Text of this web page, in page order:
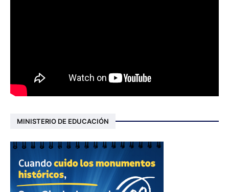
MINISTERIO DE EDUCACIÓN